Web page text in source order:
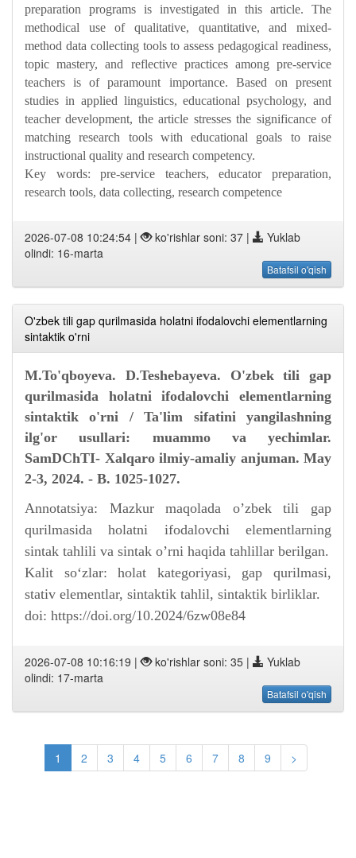
preparation programs is investigated in this article. The
methodical use of qualitative, quantitative, and mixed-
method data collecting tools to assess pedagogical readiness,
topic mastery, and reflective practices among pre-service
teachers is of paramount importance. Based on present
studies in applied linguistics, educational psychology, and
teacher development, the article stresses the significance of
matching research tools with educational goals to raise
instructional quality and research competency.
Key words: pre-service teachers, educator preparation,
research tools, data collecting, research competence
2026-07-08 10:24:54 | ko'rishlar soni: 37 |
Yuklab
olindi: 16-marta
Batafsil o'qish
O'zbek tili gap qurilmasida holatni ifodalovchi elementlarning
sintaktik o'rni
M.To'qboyeva. D.Teshebayeva. O'zbek tili gap
qurilmasida holatni ifodalovchi elementlarning
sintaktik o'rni / Ta'lim sifatini yangilashning
ilg'or usullari: muammo va yechimlar.
SamDChTI- Xalqaro ilmiy-amaliy anjuman. May
2-3, 2024. - B. 1025-1027.
Annotatsiya: Mazkur maqolada o’zbek tili gap
qurilmasida holatni ifodalovchi elementlarning
sintak tahlili va sintak o’rni haqida tahlillar berilgan.
Kalit so‘zlar: holat kategoriyasi, gap qurilmasi,
stativ elementlar, sintaktik tahlil, sintaktik birliklar.
doi: https://doi.org/10.2024/6zw08e84
2026-07-08 10:16:19 | ko'rishlar soni: 35 |
Yuklab
olindi: 17-marta
Batafsil o'qish
1 2 3 4 5 6 7 8 9 >